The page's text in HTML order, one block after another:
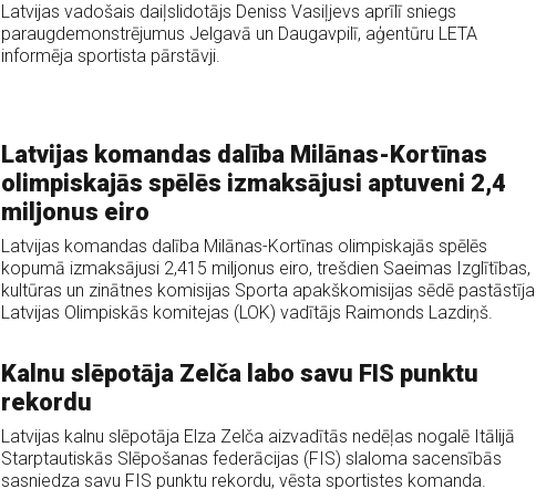
Latvijas vadošais daiļslidotājs Deniss Vasiļjevs aprīlī sniegs
paraugdemonstrējumus Jelgavā un Daugavpilī, aģentūru LETA
informēja sportista pārstāvji.
Latvijas komandas dalība Milānas-Kortīnas
olimpiskajās spēlēs izmaksājusi aptuveni 2,4
miljonus eiro
Latvijas komandas dalība Milānas-Kortīnas olimpiskajās spēlēs
kopumā izmaksājusi 2,415 miljonus eiro, trešdien Saeimas Izglītības,
kultūras un zinātnes komisijas Sporta apakškomisijas sēdē pastāstīja
Latvijas Olimpiskās komitejas (LOK) vadītājs Raimonds Lazdiņš.
Kalnu slēpotāja Zelča labo savu FIS punktu
rekordu
Latvijas kalnu slēpotāja Elza Zelča aizvadītās nedēļas nogalē Itālijā
Starptautiskās Slēpošanas federācijas (FIS) slaloma sacensībās
sasniedza savu FIS punktu rekordu, vēsta sportistes komanda.